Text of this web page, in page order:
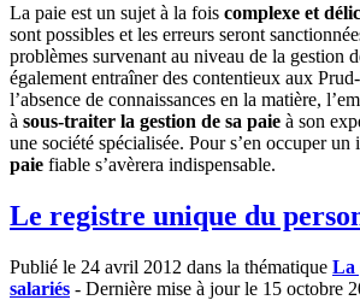
La paie est un sujet à la fois complexe et
sont possibles et les erreurs seront
problèmes survenant au niveau de la gestion
également entraîner des contentieux aux
l’absence de connaissances en la matière,
à sous-traiter la gestion de sa paie à son
une société spécialisée. Pour s’en occuper un
paie fiable s’avèrera indispensable.
Le registre unique du
Publié le 24 avril 2012 dans la thématique La
salariés - Dernière mise à jour le 15 octobre